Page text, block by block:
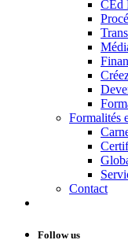
CEd
Formalités
Contact
Follow us